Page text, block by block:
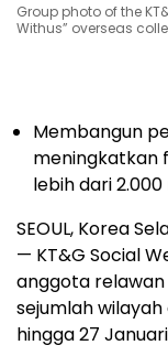
Group photo of the
Withus” overseas
Membangun
meningkatkan
lebih dari
SEOUL, Korea
— KT&G Social
anggota relawan
sejumlah wilayah
hingga 27